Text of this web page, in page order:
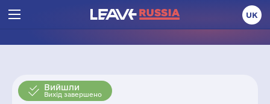
UK
Вийшли
Вихід завершено